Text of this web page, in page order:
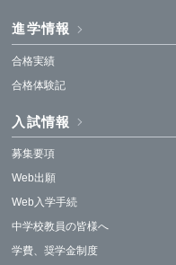
進学情報
合格実績
合格体験記
入試情報
募集要項
Web出願
Web入学手続
中学校教員の皆様へ
学費、奨学金制度